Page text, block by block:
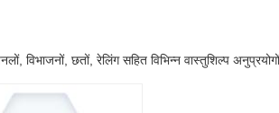
विभाजनों, छतों, रेलिंग सहित विभिन्न वास्तुशिल्प